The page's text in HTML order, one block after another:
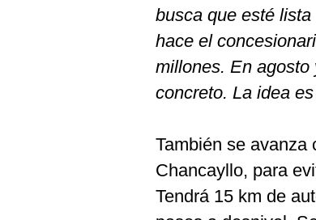
busca que esté
hace el
millones. En
concreto. La idea
También se
Chancayllo, para
Tendrá 15 km de